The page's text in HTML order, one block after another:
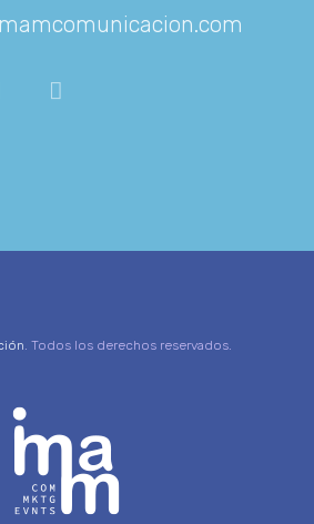
. Todos los derechos reservados.